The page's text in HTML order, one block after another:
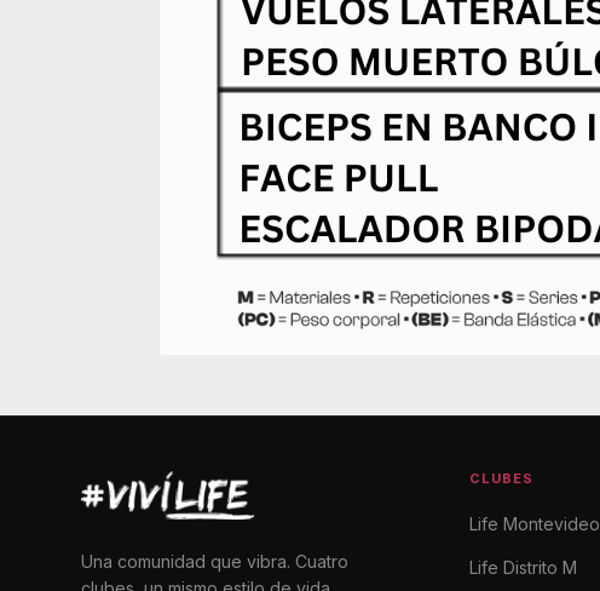
Una comunidad que vibra. Cuatro
CLUBES
Life Montevideo
Life Distrito M